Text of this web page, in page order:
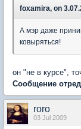
foxamira, on
А мэр даже
ковыряться!
он "не в курсе",
Сообщение
roro
03 Jul 2009